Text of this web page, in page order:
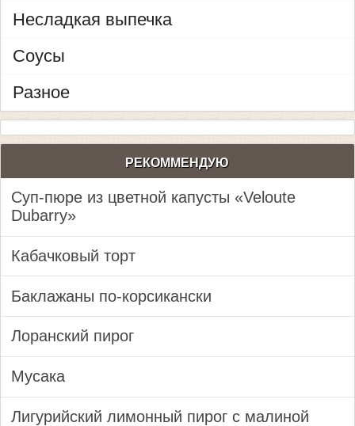
Несладкая выпечка
Соусы
Разное
РЕКОММЕНДУЮ
Суп-пюре из цветной капусты «Veloute
Dubarry»
Кабачковый торт
Баклажаны по-корсикански
Лоранский пирог
Мусака
Лигурийский лимонный пирог с малиной